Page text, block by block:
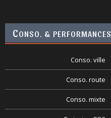
CONSO. & PERFORMANCES
Conso. ville
Conso. route
Conso. mixte